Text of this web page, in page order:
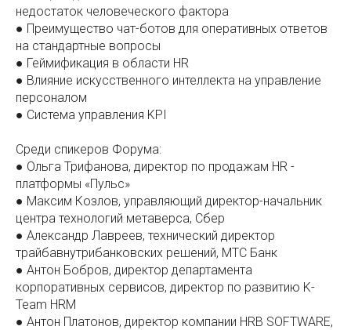
недостаток человеческого фактора
● Преимущество чат-ботов для оперативных ответов
на стандартные вопросы
● Геймификация в области HR
● Влияние искусственного интеллекта на управление
персоналом
● Система управления KPI
Среди спикеров Форума:
● Ольга Трифанова, директор по продажам HR -
платформы «Пульс»
● Максим Козлов, управляющий директор-начальник
центра технологий метаверса, Сбер
● Александр Лавреев, технический директор
трайбавнутрибанковских решений, МТС Банк
● Антон Бобров, директор департамента
корпоративных сервисов, директор по развитию K-
Team HRM
● Антон Платонов, директор компании HRB SOFTWARE,